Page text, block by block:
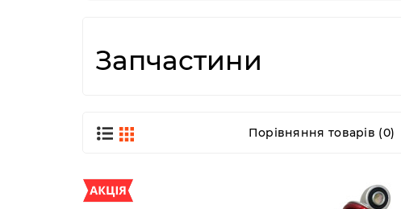
Запчастини
Порівняння товарів (0)